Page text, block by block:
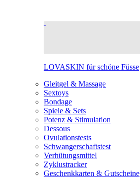
LOVASKIN für schöne Füsse
Gleitgel & Massage
Sextoys
Bondage
Spiele & Sets
Potenz & Stimulation
Dessous
Ovulationstests
Schwangerschaftstest
Verhütungsmittel
Zyklustracker
Geschenkkarten & Gutscheine